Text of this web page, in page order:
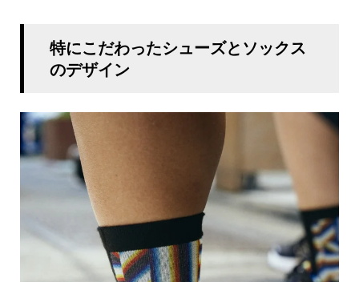
特にこだわったシューズとソックス
のデザイン